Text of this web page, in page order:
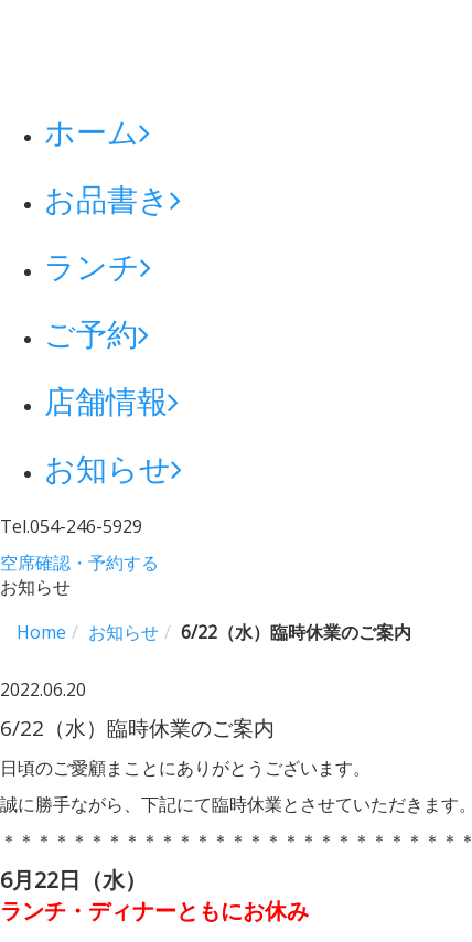
ホーム
お品書き
ランチ
ご予約
店舗情報
お知らせ
Tel.054-246-5929
空席確認・予約する
お知らせ
Home
お知らせ 6/22（水）臨時休業のご案内
2022.06.20
6/22（水）臨時休業のご案内
日頃のご愛顧まことにありがとうございます。
誠に勝手ながら、下記にて臨時休業とさせていただきます。
＊＊＊＊＊＊＊＊＊＊＊＊＊＊＊＊＊＊＊＊＊＊＊＊＊＊＊
6月22日（水）
ランチ・ディナーともにお休み